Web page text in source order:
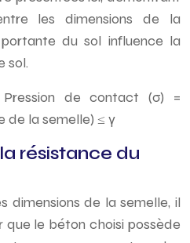
les dimensions de la
du sol influence la
sol.
Pression de contact (σ) =
de la semelle) ≤ γ
résistance du
dimensions de la semelle, il
que le béton choisi possède